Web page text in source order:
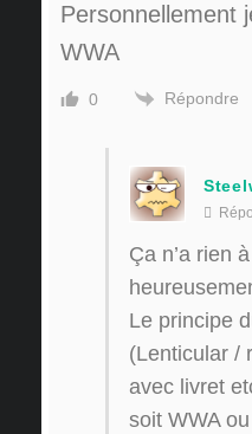
Personnellement
WWA
0 Répondre
Ça n’a rien
Le principe
(Lenticular /
avec livret
soit WWA